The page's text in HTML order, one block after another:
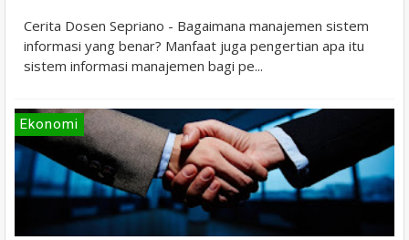
Cerita Dosen Sepriano - Bagaimana manajemen sistem
informasi yang benar? Manfaat juga pengertian apa itu
sistem informasi manajemen bagi pe...
Ekonomi